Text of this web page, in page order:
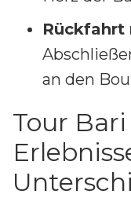
Rückfahrt
an den
Tour